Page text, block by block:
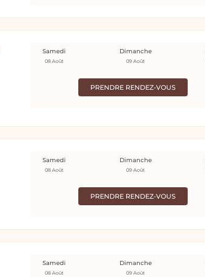
PRENDRE RENDEZ-VOUS
Samedi
08 Août
Dimanche
09 Août
PRENDRE RENDEZ-VOUS
Samedi
08 Août
Dimanche
09 Août
Samedi
08 Août
Dimanche
09 Août